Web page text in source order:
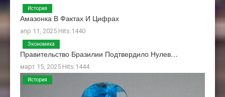
Амазонка В Фактах И Цифрах
апр 11, 2025 Hits:1440
История
Правительство Бразилии Подтвердило Нулев…
март 15, 2025 Hits:1444
Экономика
История